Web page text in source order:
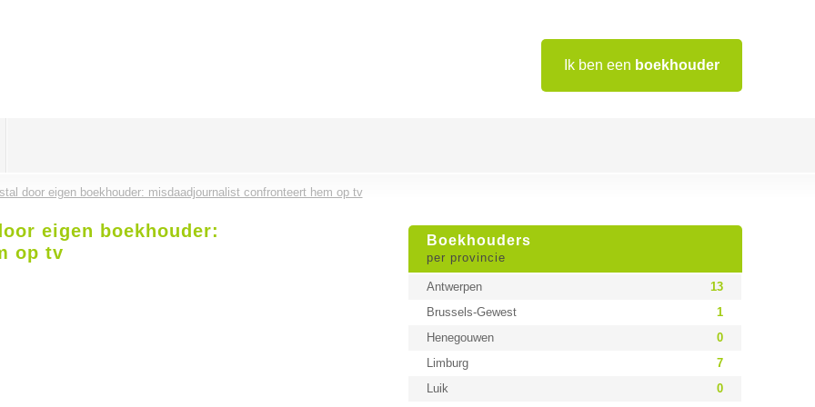
Ik ben een boekhouder
door eigen boekhouder: misdaadjournalist confronteert hem op tv
Boekhouders
per provincie
Antwerpen
13
Brussels-Gewest
1
Henegouwen
0
Limburg
7
Luik
0
eigen boekhouder:
op tv